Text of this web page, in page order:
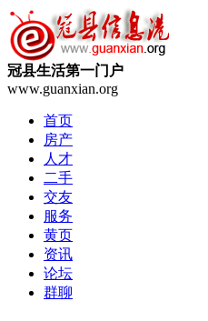
冠县生活第一门户
www.guanxian.org
首页
房产
人才
二手
交友
服务
黄页
资讯
论坛
群聊